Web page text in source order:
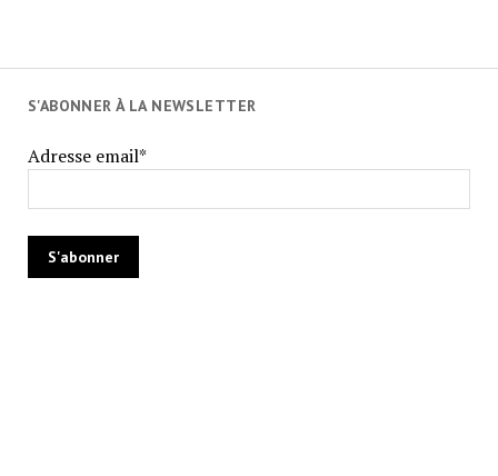
S'ABONNER À LA NEWSLETTER
Adresse email*